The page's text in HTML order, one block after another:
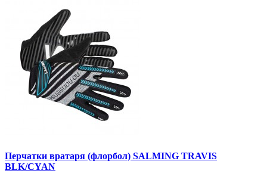
Перчатки вратаря (флорбол) SALMING TRAVIS
BLK/CYAN